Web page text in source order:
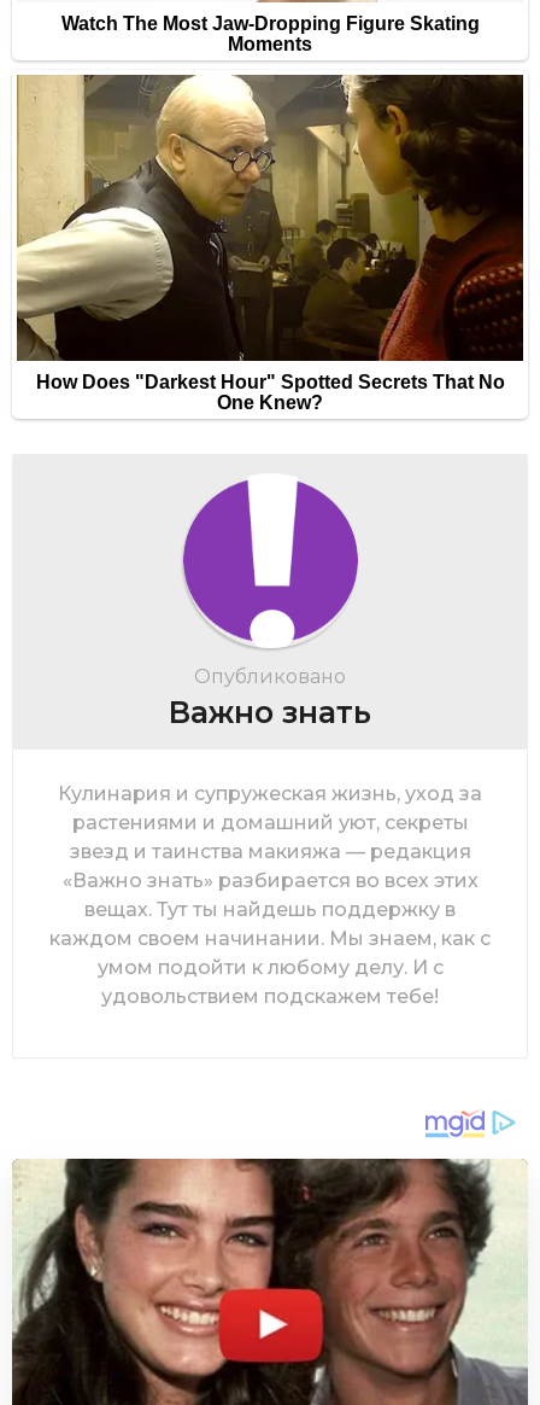
Опубликовано
Важно знать
Кулинария и супружеская жизнь, уход за
растениями и домашний уют, секреты
звезд и таинства макияжа — редакция
«Важно знать» разбирается во всех этих
вещах. Тут ты найдешь поддержку в
каждом своем начинании. Мы знаем, как с
умом подойти к любому делу. И с
удовольствием подскажем тебе!